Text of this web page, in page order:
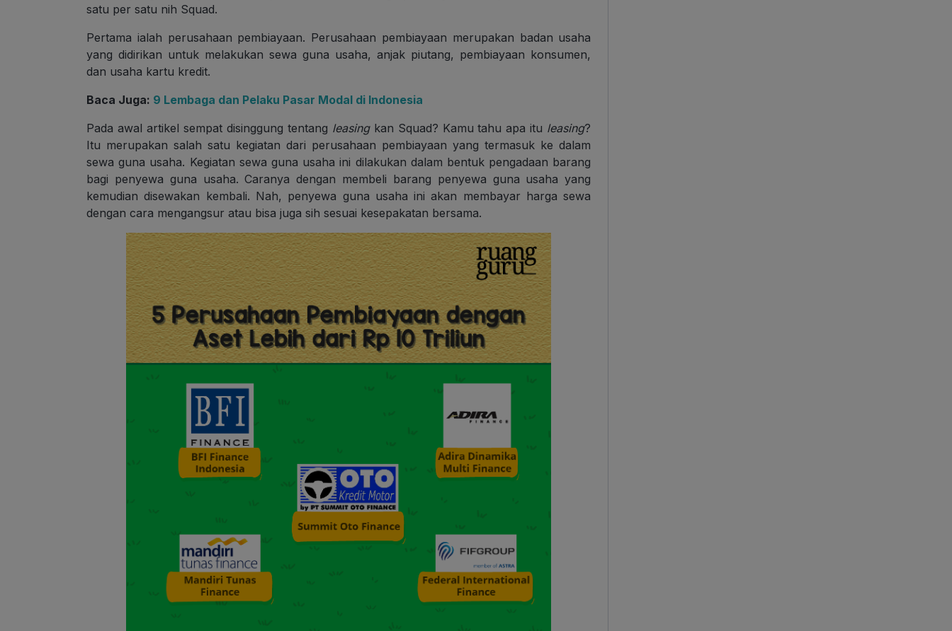
satu per satu nih Squad.
Pertama ialah perusahaan pembiayaan. Perusahaan pembiayaan merupakan badan usaha
yang didirikan untuk melakukan sewa guna usaha, anjak piutang, pembiayaan konsumen,
dan usaha kartu kredit.
Baca Juga: 9 Lembaga dan Pelaku Pasar Modal di Indonesia
Pada awal artikel sempat disinggung tentang leasingkan Squad? Kamu tahu apa itu leasing?
Itu merupakan salah satu kegiatan dari perusahaan pembiayaan yang termasuk ke dalam
sewa guna usaha. Kegiatan sewa guna usaha ini dilakukan dalam bentuk pengadaan barang
bagi penyewa guna usaha. Caranya dengan membeli barang penyewa guna usaha yang
kemudian disewakan kembali. Nah, penyewa guna usaha ini akan membayar harga sewa
dengan cara mengangsur atau bisa juga sih sesuai kesepakatan bersama.